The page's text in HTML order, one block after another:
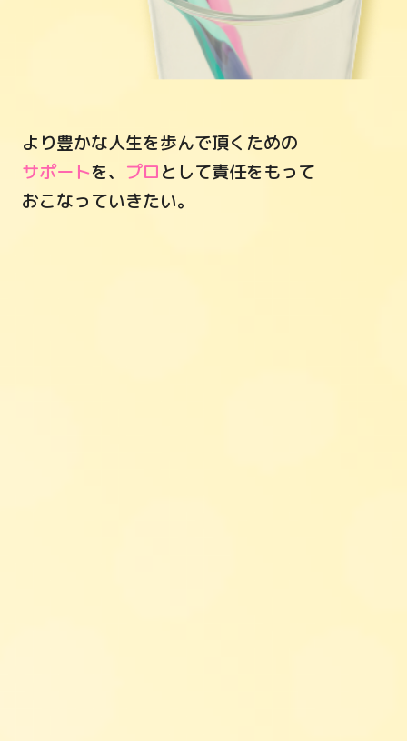
より豊かな人生を歩んで頂くための
サポートを、 プロとして責任をもって
おこなっていきたい。